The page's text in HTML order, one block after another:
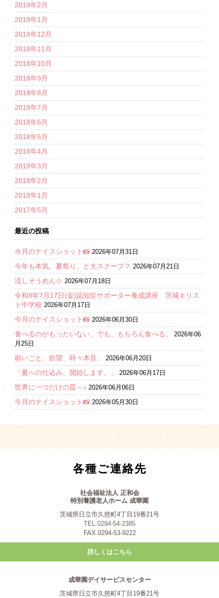
2019年2月
2019年1月
2018年12月
2018年11月
2018年10月
2018年9月
2018年8月
2018年7月
2018年6月
2018年5月
2018年4月
2018年3月
2018年2月
2018年1月
2017年5月
最近の投稿
今月のナイスショット📸 2026年07月31日
今年も本気。夏祭り。と大スクープ？ 2026年07月21日
流しそうめん☆ 2026年07月18日
令和8年7月17日(金)認知症サポーター養成講座 茨城キリス
ト中学校 2026年07月17日
今月のナイスショット📸 2026年06月30日
食べるのがもったいない。でも、もちろん食べる。
2026年06
月25日
願いごと、欲望、時々本音。 2026年06月20日
「夏への仕込み、開始します。」 2026年06月17日
世界に一つだけの皿～♪ 2026年06月06日
今月のナイスショット📸 2026年05月30日
各種ご連絡先
社会福祉法人 正和会
特別養護老人ホーム 成華園
茨城県日立市久慈町4丁目19番21号
TEL.0294-54-2385
FAX.0294-53-9222
詳しくはこちら
成華園デイサービスセンター
茨城県日立市久慈町4丁目19番21号